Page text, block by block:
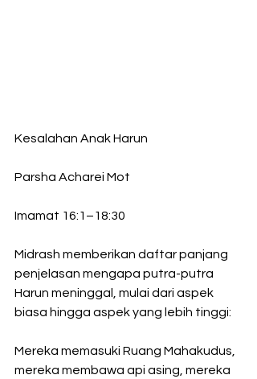
Kesalahan Anak Harun
Parsha Acharei Mot
Imamat 16:1–18:30
Midrash memberikan daftar panjang
penjelasan mengapa putra-putra
Harun meninggal, mulai dari aspek
biasa hingga aspek yang lebih tinggi:
Mereka memasuki Ruang Mahakudus,
mereka membawa api asing, mereka